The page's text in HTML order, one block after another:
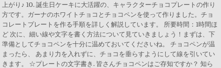
上がり♪ 10. 誕生日ケーキに大活躍の、キャラクターチョコプレートの作り
方です。ガーナのホワイトチョコとチョコペンを使って作りました。チョ
コレートプレートを作る手順を詳しく解説しています。 所要時間：1時間ほ
ど 次に、細い線や文字を書く方法について見ていきましょう！まずは、下
準備としてチョコペンを十分に温めておいてくださいね。 チョコペンが温
まったら、 あまり力を入れずに、チョコを垂らすようにして線を引いてい
きます。 ☆プレートの文字書き. 皆さんチョコペンはご存知ですか？ 知ら